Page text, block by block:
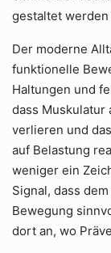
gestaltet werden
Der moderne
funktionelle
Haltungen und
dass Muskulatur
verlieren und
auf Belastung
weniger ein
Signal, dass
Bewegung
dort an, wo